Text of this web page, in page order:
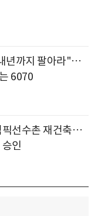
년까지 팔아라"…
6070
픽선수촌 재건축…
인